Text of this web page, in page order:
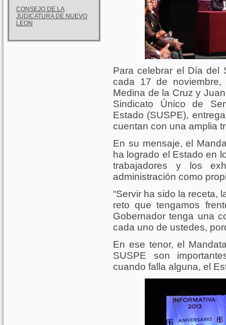
CONSEJO DE LA
JUDICATURA DE NUEVO
LEON
Para celebrar el Día del
cada 17 de noviembre,
Medina de la Cruz y
Sindicato Único de
Estado (SUSPE),
cuentan con una amplia
En su mensaje, el
ha logrado el Estado en
trabajadores y los
administración como
“Servir ha sido la receta,
reto que tengamos
Gobernador tenga una
cada uno de ustedes,
En ese tenor, el
SUSPE son
cuando falla alguna, el